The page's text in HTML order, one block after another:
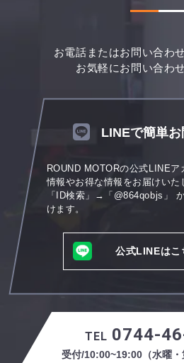
お電話またはお問い合わ
お気軽にお問い合わ
LINEで簡単
ROUND MOTORの公式LINEア
情報やお得な情報をお届けいた
「ID検索」→「@864qobjs」
けます。
公式LINEはこ
TEL 0744-
受付/10:00~19:00（水曜・